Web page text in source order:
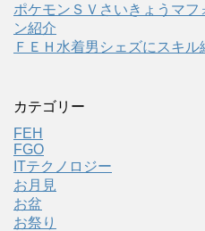
ポケモンＳＶさいきょうマ
ン紹介
ＦＥＨ水着男シェズにスキ
カテゴリー
FEH
FGO
ITテクノロジー
お月見
お盆
お祭り